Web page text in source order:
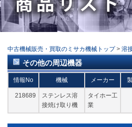
中古機械販売・買取のミサカ機械トップ > 溶
その他の周辺機器
情報No 機械 メーカー
218689
ステンレス溶
接焼け取り機
タイホー工
業